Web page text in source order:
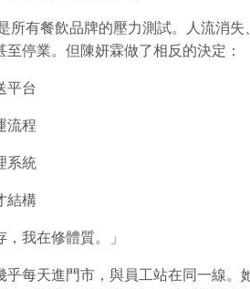
所有餐飲品牌的壓力測試。人流消
至停業。但陳妍霖做了相反的決定：
平台
流程
系統
結構
，我在修體質。」
乎每天進門市，與員工站在同一線。